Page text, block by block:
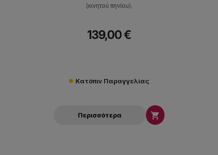
(κινητού πηνίου).
139,00 €
Κατόπιν Παραγγελίας
Περισσότερα 